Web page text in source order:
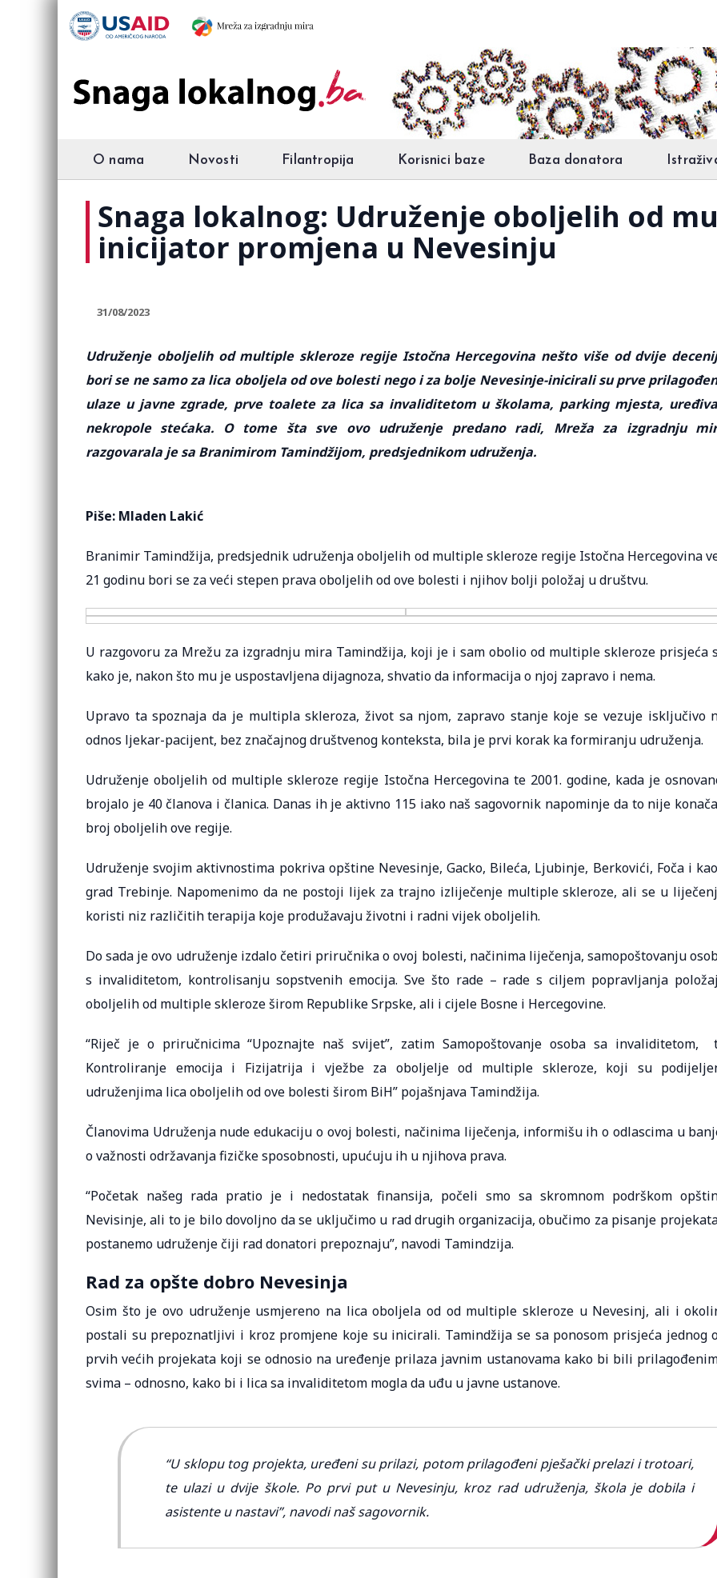
O nama Novosti Filantropija Korisnici baze Baza donatora
Snaga lokalnog: Udruženje oboljelih od
inicijator promjena u Nevesinju
31/08/2023
Udruženje oboljelih od multiple skleroze regije Istočna Hercegovina nešto više od dvije
bori se ne samo za lica oboljela od ove bolesti nego i za bolje Nevesinje-inicirali su prve
ulaze u javne zgrade, prve toalete za lica sa invaliditetom u školama, parking mjesta,
nekropole stećaka. O tome šta sve ovo udruženje predano radi, Mreža za izgradnju
razgovarala je sa Branimirom Tamindžijom, predsjednikom udruženja.
Piše: Mladen Lakić
Branimir Tamindžija, predsjednik udruženja oboljelih od multiple skleroze regije Istočna Hercegovina
21 godinu bori se za veći stepen prava oboljelih od ove bolesti i njihov bolji položaj u društvu.
U razgovoru za Mrežu za izgradnju mira Tamindžija, koji je i sam obolio od multiple skleroze prisjeća
kako je, nakon što mu je uspostavljena dijagnoza, shvatio da informacija o njoj zapravo i nema.
Upravo ta spoznaja da je multipla skleroza, život sa njom, zapravo stanje koje se vezuje isključivo
odnos ljekar-pacijent, bez značajnog društvenog konteksta, bila je prvi korak ka formiranju udruženja.
Udruženje oboljelih od multiple skleroze regije Istočna Hercegovina te 2001. godine, kada je
brojalo je 40 članova i članica. Danas ih je aktivno 115 iako naš sagovornik napominje da to nije
broj oboljelih ove regije.
Udruženje svojim aktivnostima pokriva opštine Nevesinje, Gacko, Bileća, Ljubinje, Berkovići, Foča i
grad Trebinje. Napomenimo da ne postoji lijek za trajno izliječenje multiple skleroze, ali se u
koristi niz različitih terapija koje produžavaju životni i radni vijek oboljelih.
Do sada je ovo udruženje izdalo četiri priručnika o ovoj bolesti, načinima liječenja, samopoštovanju
s invaliditetom, kontrolisanju sopstvenih emocija. Sve što rade – rade s ciljem popravljanja
oboljelih od multiple skleroze širom Republike Srpske, ali i cijele Bosne i Hercegovine.
“Riječ je o priručnicima “Upoznajte naš svijet”, zatim Samopoštovanje osoba sa invaliditetom,
Kontroliranje emocija i Fizijatrija i vježbe za oboljelje od multiple skleroze, koji su
udruženjima lica oboljelih od ove bolesti širom BiH” pojašnjava Tamindžija.
Članovima Udruženja nude edukaciju o ovoj bolesti, načinima liječenja, informišu ih o odlascima u
o važnosti održavanja fizičke sposobnosti, upućuju ih u njihova prava.
“Početak našeg rada pratio je i nedostatak finansija, počeli smo sa skromnom podrškom
Nevisinje, ali to je bilo dovoljno da se uključimo u rad drugih organizacija, obučimo za pisanje
postanemo udruženje čiji rad donatori prepoznaju”, navodi Tamindzija.
Rad za opšte dobro Nevesinja
Osim što je ovo udruženje usmjereno na lica oboljela od od multiple skleroze u Nevesinj, ali i
postali su prepoznatljivi i kroz promjene koje su inicirali. Tamindžija se sa ponosom prisjeća jednog
prvih većih projekata koji se odnosio na uređenje prilaza javnim ustanovama kako bi bili
svima – odnosno, kako bi i lica sa invaliditetom mogla da uđu u javne ustanove.
“U sklopu tog projekta, uređeni su prilazi, potom prilagođeni pješački prelazi i trotoari,
te ulazi u dvije škole. Po prvi put u Nevesinju, kroz rad udruženja, škola je dobila i
asistente u nastavi”, navodi naš sagovornik.